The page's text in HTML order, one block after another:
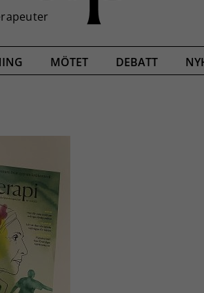
MÖTET DEBATT